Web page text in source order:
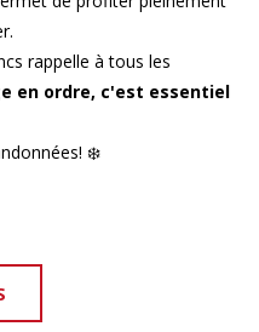
rappelle à tous les
en ordre, c'est essentiel
❄️